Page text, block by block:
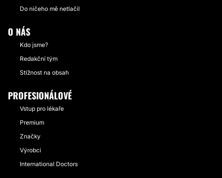
Do ničeho mě netlačil
O NÁS
Kdo jsme?
Redakční tým
Stížnost na obsah
PROFESIONÁLOVÉ
Vstup pro lékaře
Premium
Značky
Výrobci
International Doctors